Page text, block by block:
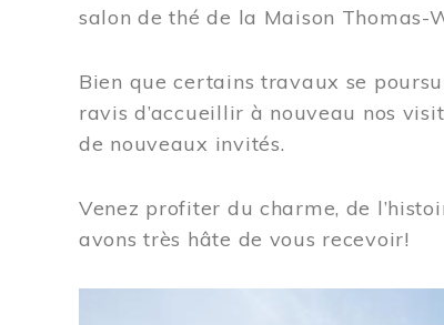
salon de thé de la Maison
Bien que certains travaux se
ravis d’accueillir à nouveau nos
de nouveaux invités.
Venez profiter du charme, de
avons très hâte de vous recevoir!